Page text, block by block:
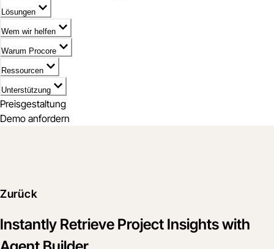
Lösungen
Wem wir helfen
Warum Procore
Ressourcen
Unterstützung
Preisgestaltung
Demo anfordern
Zurück
Instantly Retrieve Project Insights with